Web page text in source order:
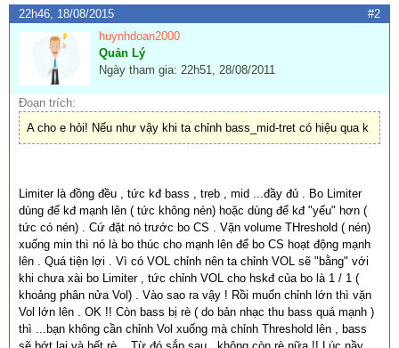
22h46, 18/08/2015
#2
huynhdoan2000
Quản Lý
Ngày tham gia: 22h51, 28/08/2011
Đoạn trích:
A cho e hỏi! Nếu như vậy khi ta chỉnh bass_mid-tret có hiệu qua k
Limiter là đồng đều , tức kđ bass , treb , mid ...đầy đủ . Bo Limiter
dùng để kđ mạnh lên ( tức không nén) hoặc dùng để kđ "yếu" hơn (
tức có nén) . Cứ đặt nó trước bo CS . Vặn volume THreshold ( nén)
xuống min thì nó là bo thúc cho mạnh lên để bo CS hoạt động mạnh
lên . Quá tiện lợi . Vì có VOL chỉnh nên ta chỉnh VOL sẽ "bằng" với
khi chưa xài bo Limiter , tức chỉnh VOL cho hskđ của bo là 1 / 1 (
khoảng phân nửa Vol) . Vào sao ra vậy ! Rồi muốn chỉnh lớn thì vặn
Vol lớn lên . OK !! Còn bass bị rè ( do bản nhạc thu bass quá mạnh )
thì ...bạn không cần chỉnh Vol xuống mà chỉnh Threshold lên , bass